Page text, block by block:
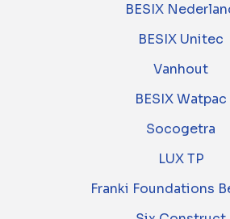
BESIX
BESIX Unitec
Vanhout
BESIX Watpac
Socogetra
LUX TP
Franki Foundations